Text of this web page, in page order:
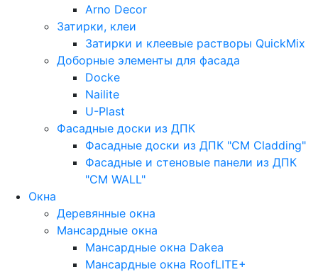
Arno Decor
Затирки, клеи
Затирки и клеевые растворы QuickMix
Доборные элементы для фасада
Docke
Nailite
U-Plast
Фасадные доски из ДПК
Фасадные доски из ДПК "CM Cladding"
Фасадные и стеновые панели из ДПК
"CM WALL"
Окна
Деревянные окна
Мансардные окна
Мансардные окна Dakea
Мансардные окна RoofLITE+